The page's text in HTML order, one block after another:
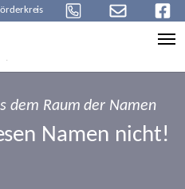
dem Raum der Namen
Namen nicht!